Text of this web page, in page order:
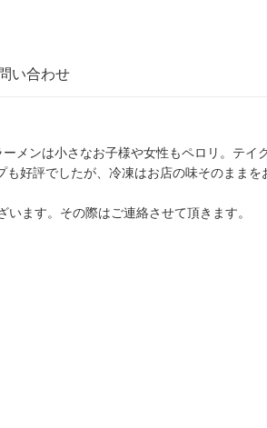
い合わせ
メンは小さなお子様や女性もペロリ。テイ
好評でしたが、冷凍はお店の味そのままを
ます。その際はご連絡させて頂きます。